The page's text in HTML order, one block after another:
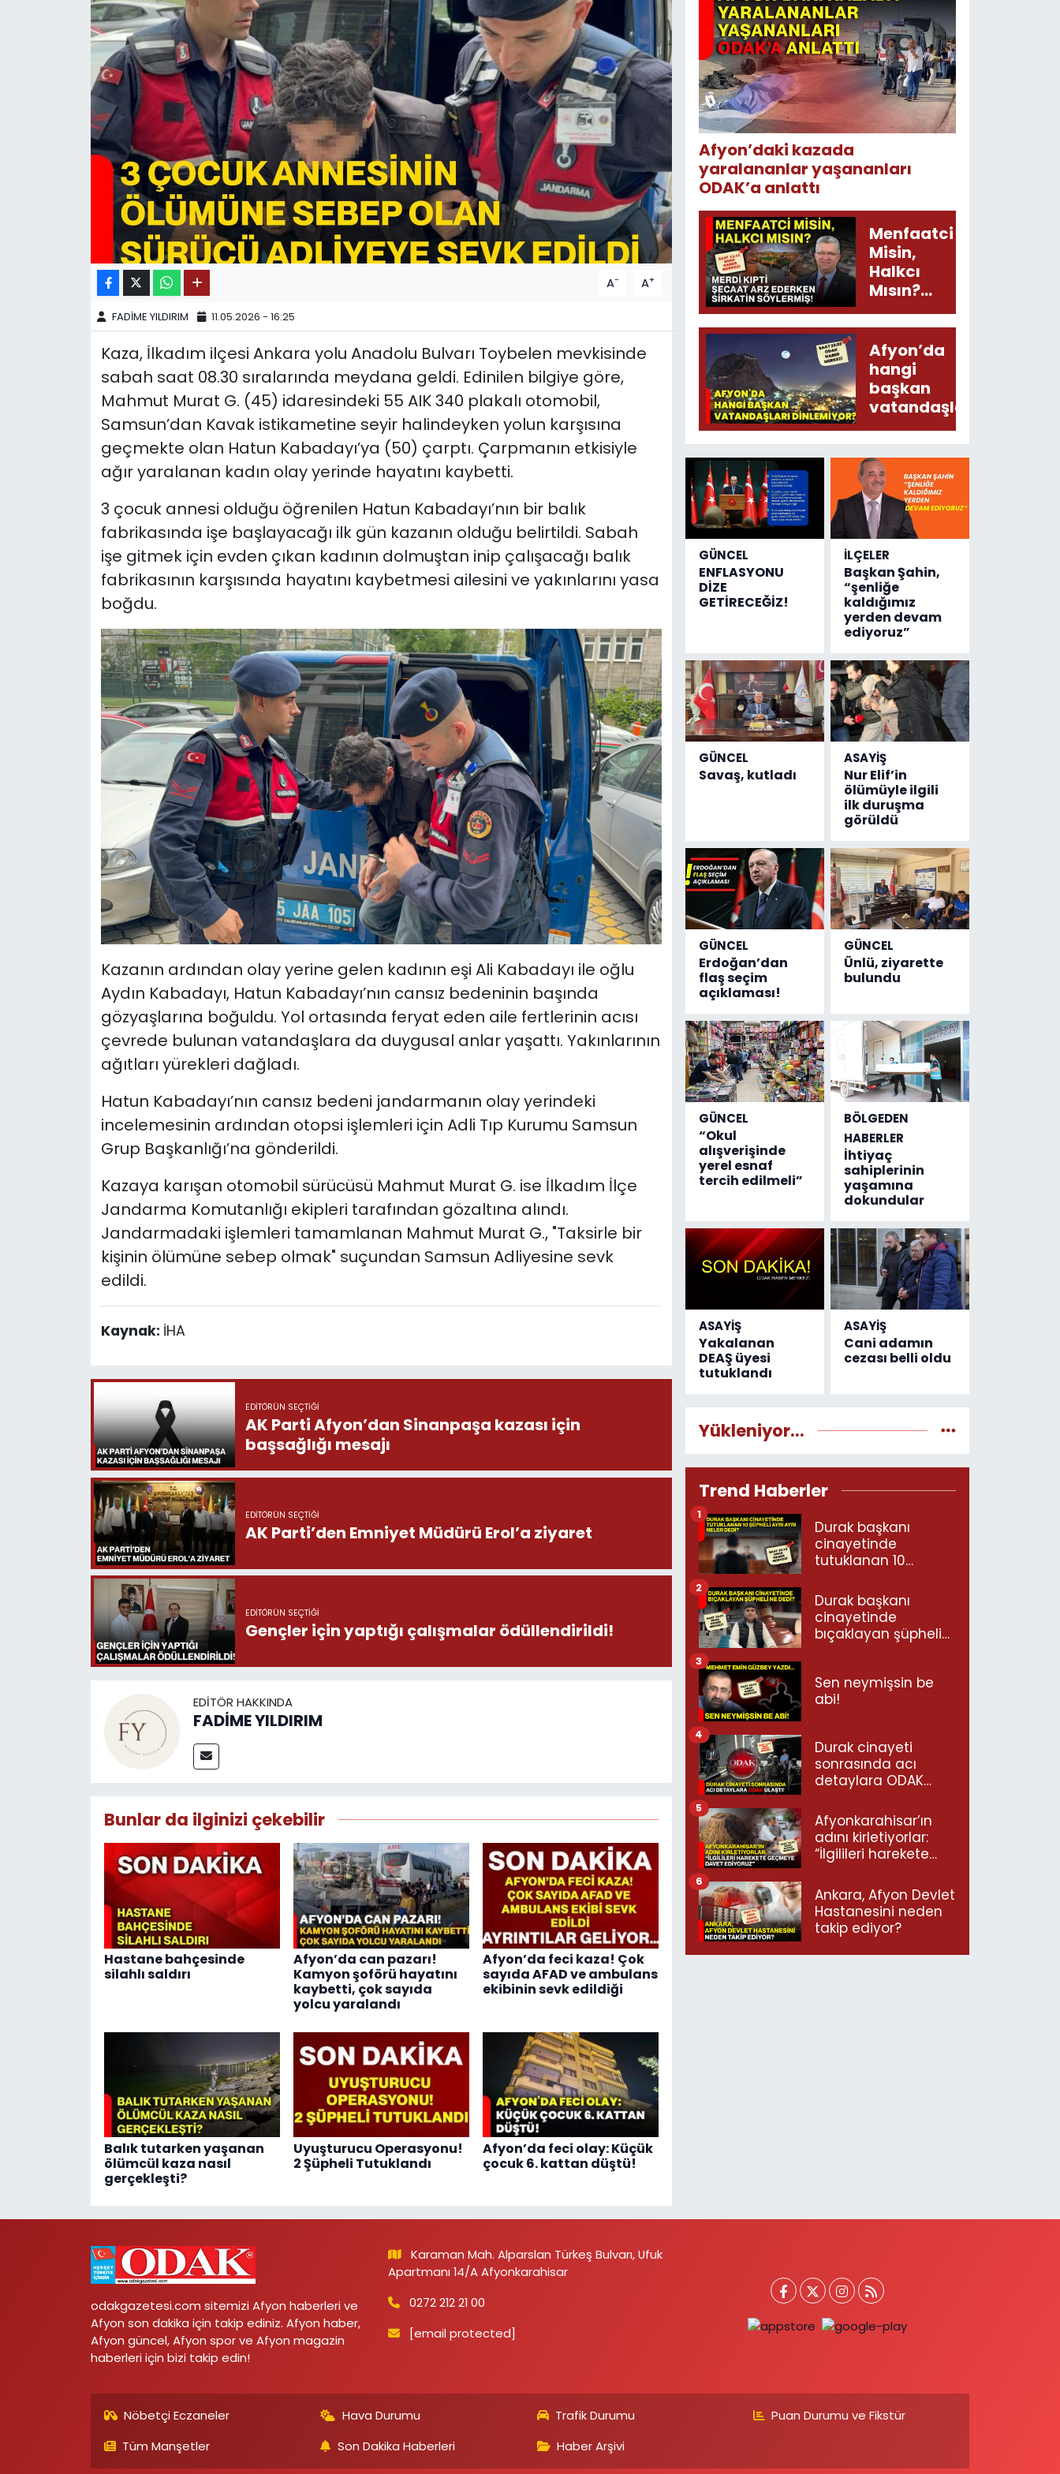
A- A+
FADİME YILDIRIM 11.05.2026 - 16:25
Kaza, İlkadım ilçesi Ankara yolu Anadolu Bulvarı Toybelen mevkisinde
sabah saat 08.30 sıralarında meydana geldi. Edinilen bilgiye göre,
Mahmut Murat G. (45) idaresindeki 55 AIK 340 plakalı otomobil,
Samsun’dan Kavak istikametine seyir halindeyken yolun karşısına
geçmekte olan Hatun Kabadayı’ya (50) çarptı. Çarpmanın etkisiyle
ağır yaralanan kadın olay yerinde hayatını kaybetti.
3 çocuk annesi olduğu öğrenilen Hatun Kabadayı’nın bir balık
fabrikasında işe başlayacağı ilk gün kazanın olduğu belirtildi. Sabah
işe gitmek için evden çıkan kadının dolmuştan inip çalışacağı balık
fabrikasının karşısında hayatını kaybetmesi ailesini ve yakınlarını yasa
boğdu.
Kazanın ardından olay yerine gelen kadının eşi Ali Kabadayı ile oğlu
Aydın Kabadayı, Hatun Kabadayı’nın cansız bedeninin başında
gözyaşlarına boğuldu. Yol ortasında feryat eden aile fertlerinin acısı
çevrede bulunan vatandaşlara da duygusal anlar yaşattı. Yakınlarının
ağıtları yürekleri dağladı.
Hatun Kabadayı’nın cansız bedeni jandarmanın olay yerindeki
incelemesinin ardından otopsi işlemleri için Adli Tıp Kurumu Samsun
Grup Başkanlığı’na gönderildi.
Kazaya karışan otomobil sürücüsü Mahmut Murat G. ise İlkadım İlçe
Jandarma Komutanlığı ekipleri tarafından gözaltına alındı.
Jandarmadaki işlemleri tamamlanan Mahmut Murat G., "Taksirle bir
kişinin ölümüne sebep olmak" suçundan Samsun Adliyesine sevk
edildi.
Kaynak: İHA
EDITÖRÜN SEÇTIĞI
AK Parti Afyon’dan Sinanpaşa kazası için
başsağlığı mesajı
EDITÖRÜN SEÇTIĞI
AK Parti’den Emniyet Müdürü Erol’a ziyaret
EDITÖRÜN SEÇTIĞI
Gençler için yaptığı çalışmalar ödüllendirildi!
EDITÖR HAKKINDA
FADİME YILDIRIM
Bunlar da ilginizi çekebilir
Hastane bahçesinde
silahlı saldırı
Afyon’da can pazarı!
Kamyon şoförü hayatını
kaybetti, çok sayıda
yolcu yaralandı
Afyon’da feci kaza! Çok
sayıda AFAD ve ambulans
ekibinin sevk edildiği
Balık tutarken yaşanan
ölümcül kaza nasıl
gerçekleşti?
Uyuşturucu Operasyonu!
2 Şüpheli Tutuklandı
Afyon’da feci olay: Küçük
çocuk 6. kattan düştü!
Afyon’daki kazada
yaralananlar yaşananları
ODAK’a anlattı
Menfaatci
Misin,
Halkcı
Mısın?
Merdi
Kıpti
Şecaat
Arz
Ederken
Sirkatin
Söylermiş!
Afyon’da
hangi
başkan
vatandaşları
dinlemiyor?
GÜNCEL
ENFLASYONU
DİZE
GETİRECEĞİZ!
İLÇELER
Başkan Şahin,
“şenliğe
kaldığımız
yerden devam
ediyoruz”
GÜNCEL
Savaş, kutladı
ASAYİŞ
Nur Elif’in
ölümüyle ilgili
ilk duruşma
görüldü
GÜNCEL
Erdoğan’dan
flaş seçim
açıklaması!
GÜNCEL
Ünlü, ziyarette
bulundu
GÜNCEL
“Okul
alışverişinde
yerel esnaf
tercih edilmeli”
BÖLGEDEN
HABERLER
İhtiyaç
sahiplerinin
yaşamına
dokundular
ASAYİŞ
Yakalanan
DEAŞ üyesi
tutuklandı
ASAYİŞ
Cani adamın
cezası belli oldu
Yükleniyor...
Trend Haberler
Durak başkanı
cinayetinde
tutuklanan 10
neler dedi?
1
Durak başkanı
cinayetinde
bıçaklayan şüpheli
2
Sen neymişsin be
abi!
3
Durak cinayeti
sonrasında acı
detaylara ODAK
4
Afyonkarahisar’ın
adını kirletiyorlar:
“İlgilileri harekete
ediyoruz”
5
Ankara, Afyon Devlet
Hastanesini neden
takip ediyor?
6
odakgazetesi.com sitemizi Afyon haberleri ve
Afyon son dakika için takip ediniz. Afyon haber,
Afyon güncel, Afyon spor ve Afyon magazin
haberleri için bizi takip edin!
Karaman Mah. Alparslan Türkeş Bulvarı, Ufuk
Apartmanı 14/A Afyonkarahisar
0272 212 21 00
[email protected]
Nöbetçi Eczaneler Hava Durumu Trafik Durumu
Puan Durumu ve Fikstür
Tüm Manşetler
Son Dakika Haberleri Haber Arşivi
11:11 MANŞET